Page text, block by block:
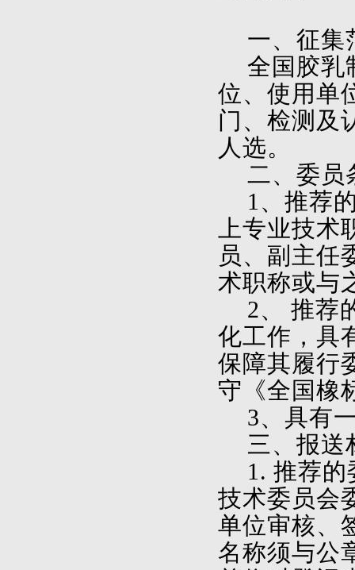
一、征集
全国胶乳
位、使用单
门、检测及
人选。
二、委员
1、推荐
上专业技术
员、副主任
术职称或与
2、
推荐
化工作，具
保障其履行
守《全国橡
3、具有
三、报送
1. 推荐的
技术委员会
单位审核、
名称须与公